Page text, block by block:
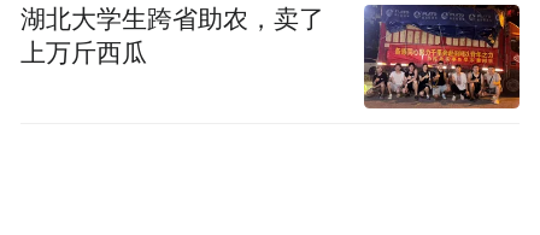
湖北大学生跨省助农，卖了
上万斤西瓜